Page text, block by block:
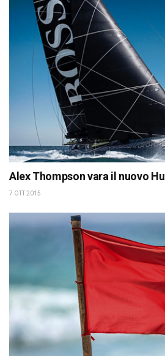
Alex Thompson vara il nuovo
7 OTT 2015